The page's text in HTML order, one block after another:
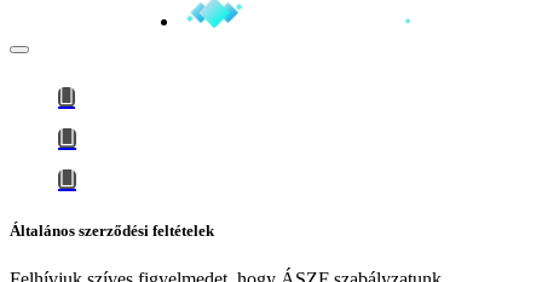
Általános szerződési feltételek